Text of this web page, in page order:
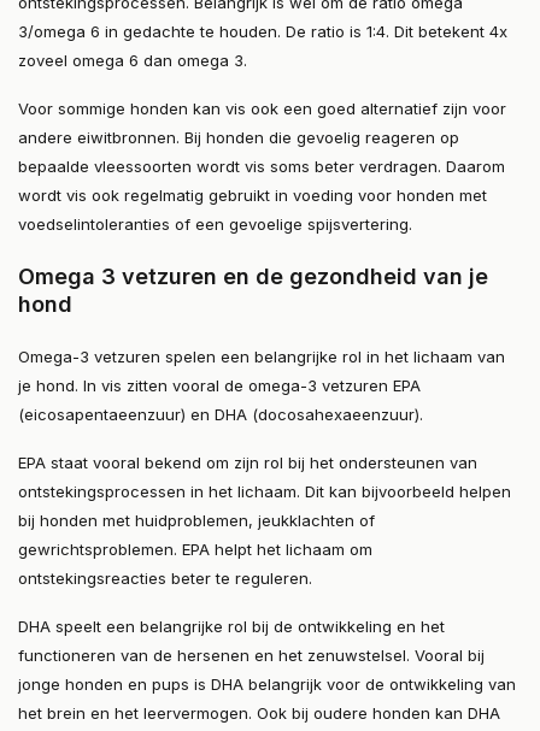
3/omega 6 in gedachte te houden. De ratio is 1:4. Dit betekent 4x
zoveel omega 6 dan omega 3.
Voor sommige honden kan vis ook een goed alternatief zijn voor
andere eiwitbronnen. Bij honden die gevoelig reageren op
bepaalde vleessoorten wordt vis soms beter verdragen. Daarom
wordt vis ook regelmatig gebruikt in voeding voor honden met
voedselintoleranties of een gevoelige spijsvertering.
Omega 3 vetzuren en de gezondheid van je
hond
Omega-3 vetzuren spelen een belangrijke rol in het lichaam van
je hond. In vis zitten vooral de omega-3 vetzuren EPA
(eicosapentaeenzuur) en DHA (docosahexaeenzuur).
EPA staat vooral bekend om zijn rol bij het ondersteunen van
ontstekingsprocessen in het lichaam. Dit kan bijvoorbeeld helpen
bij honden met huidproblemen, jeukklachten of
gewrichtsproblemen. EPA helpt het lichaam om
ontstekingsreacties beter te reguleren.
DHA speelt een belangrijke rol bij de ontwikkeling en het
functioneren van de hersenen en het zenuwstelsel. Vooral bij
jonge honden en pups is DHA belangrijk voor de ontwikkeling van
het brein en het leervermogen. Ook bij oudere honden kan DHA